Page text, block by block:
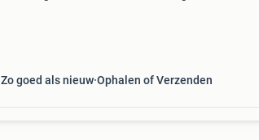
Zo goed als nieuw Ophalen of Verzenden